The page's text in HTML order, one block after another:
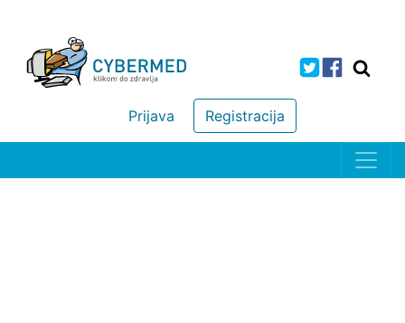
Registracija
Prijava